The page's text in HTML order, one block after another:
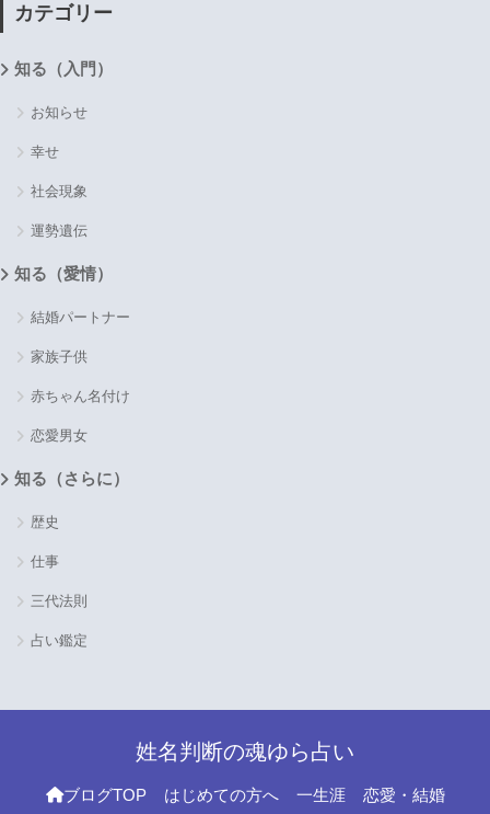
カテゴリー
知る（入門）
お知らせ
幸せ
社会現象
運勢遺伝
知る（愛情）
結婚パートナー
家族子供
赤ちゃん名付け
恋愛男女
知る（さらに）
歴史
仕事
三代法則
占い鑑定
姓名判断の魂ゆら占い
ブログTOP はじめての方へ 一生涯 恋愛・結婚